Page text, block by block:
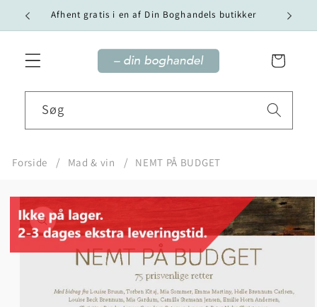
Gå til
indhold
Afhent gratis i en af Din Boghandels butikker Vi
Søg
Indkøbskurv
Forside Mad & vin NEMT PÅ BUDGET
Gå til
produktoplysninger